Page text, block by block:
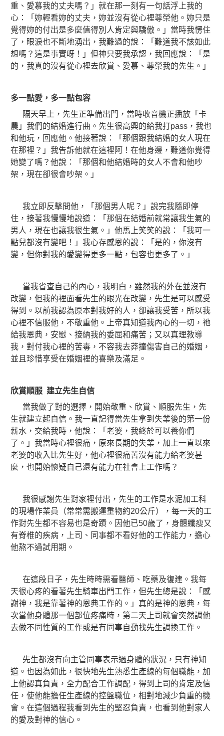
重、愛慕我的丈夫嗎？」就在那一刻有一句話浮上我的
心：「妳輕看妳的丈夫，妳並沒有從心裡尊榮他。妳只是
覺得妳的付出是多麼值得別人肯定與驕傲。」當時我愣住
了，眼淚也不斷地湧出，我難過的說：「難道我不該如此
想嗎？這是事實呀！」但神只要我承認，我回應說：「是
的，我真的沒有從心裡去欣賞、愛慕、尊榮我的先生。」
多一點愛，多一點包容
隔天早上，先生正準備出門，當時收音機正播放「卡
農」我們的結婚進行曲。先生很高興的給我打pass，我也
和他玩，回應他。他接著說：「那個跟我結婚的女人現在
在那裡？」我告訴他就在這裡阿！在他身邊，難道你覺得
她變了嗎？他說：「那個和他結婚時的女人不會和他吵
架，現在卻很會吵架。」
我立即反擊問他，「那個男人呢？」說完我隨即停
住，接著我慢慢地說道：「那個在結婚前就常讓我生氣的
男人，現在也讓我很生氣。」他馬上笑笑的說：「我可一
點兒都沒有變吧！」我心存感恩的說：「是的，你沒有
變，但你對我的愛變得更多一點，包容也更多了。」
當我省查自己的內心，我明白，雖然我的外在並沒有
改變，但我的裡面看先生的眼光在改變，先生是可以感受
得到。以前我認為原本對我好的人，卻讓我受苦，所以我
心裡不信服他，不敬重他。上帝真知道我內心的一切，祂
給我恩典，安慰、接納我的委屈和痛苦；又以真理教導
我，對付我心裡的苦毒，不容我去莽撞傷害自己的婚姻，
並且珍惜享受在婚姻裡的喜樂及滿足。
欣賞順服 建立先生自信
當我做了對的選擇，開始敬重、欣賞、順服先生，先
生就建立起自信。我一直記得當先生拿到失業後的第一份
薪水，交給我時，他說：「老婆，我終於可以養你們
了。」我當時心裡很痛，原來長期的失業，加上一直以來
老婆的收入比先生好，他心裡很痛苦沒有能力給老婆甚
麼，也開始懷疑自己還有能力在社會上工作嗎？
我很感謝先生對家裡付出，先生的工作是水泥加工科
的現場作業員（常常需搬運重物約20公斤），每一天的工
作對先生都不容易也是奇蹟。因他已50歲了，身體纖瘦又
有脊椎的疾病，上司、同事都不看好他的工作能力，擔心
他熬不過試用期。
在這段日子，先生時時需看醫師、吃藥及復建。我每
天很心疼的看著先生騎車出門工作，但先生總是說：「感
謝神，我是靠著神的恩典工作的。」真的是神的恩典，每
次當他身體那一個部位疼痛時，第二天上司就會突然調他
去做不同性質的工作或是有同事自動找先生調換工作。
先生都沒有向主管同事表示過身體的狀況，只有神知
道。也因為如此，很快地先生熟悉生產線的每個職能，加
上他認真負責，全力配合工作調配，得到上司的肯定及信
任，使他能擔任生產線的控盤職位，相對地減少負重的機
會。在這個過程我看到先生的堅忍負責，也看到他對家人
的愛及對神的信心。